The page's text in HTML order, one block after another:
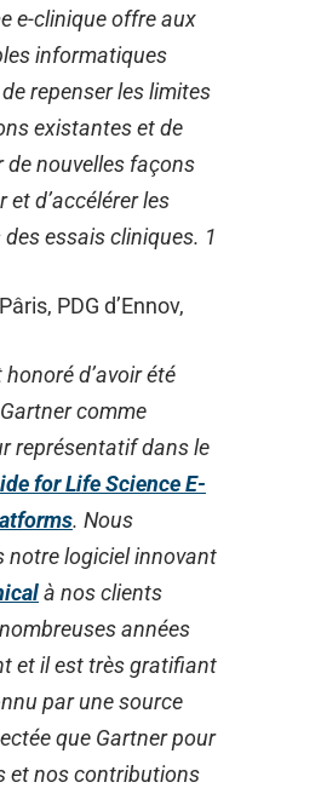
e-clinique offre aux
informatiques
repenser les limites
existantes et de
de nouvelles façons
et d’accélérer les
essais cliniques. 1
PDG d’Ennov,
honoré d’avoir été
comme
représentatif dans le
for Life Science E-
. Nous
notre logiciel innovant
à nos clients
années
et il est très gratifiant
par une source
que Gartner pour
et nos contributions